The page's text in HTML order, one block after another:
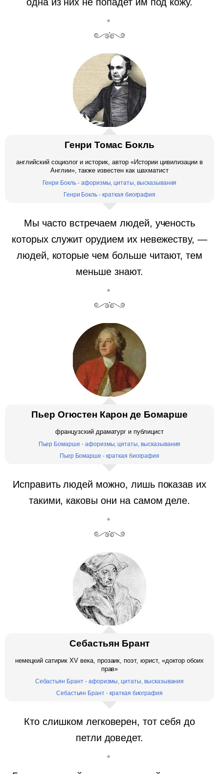
Генри Томас Бокль
английский социолог и историк, автор «Истории цивилизации в
Англии», также известен как шахматист
Генри Бокль - афоризмы, цитаты, высказывания
Генри Бокль - краткая биография
Мы часто встречаем людей, ученость
которых служит орудием их невежеству, —
людей, которые чем больше читают, тем
меньше знают.
Пьер Огюстен Карон де Бомарше
французский драматург и публицист
Пьер Бомарше - афоризмы, цитаты, высказывания
Пьер Бомарше - краткая биография
Исправить людей можно, лишь показав их
такими, каковы они на самом деле.
Себастьян Брант
немецкий сатирик XV века, прозаик, поэт, юрист, «доктор обоих
прав»
Себастьян Брант - афоризмы, цитаты, высказывания
Себастьян Брант - краткая биография
Кто слишком легковерен, тот себя до
петли доведет.